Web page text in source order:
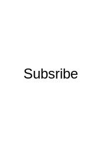
Subsribe